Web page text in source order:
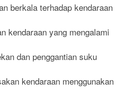
berkala terhadap kendaraan
kendaraan yang mengalami
dan penggantian suku
kendaraan menggunakan